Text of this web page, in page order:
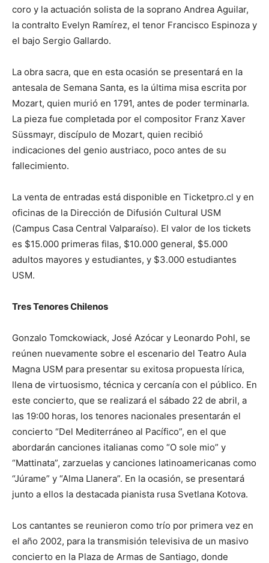
coro y la actuación solista de la soprano Andrea Aguilar,
la contralto Evelyn Ramírez, el tenor Francisco Espinoza y
el bajo Sergio Gallardo.
La obra sacra, que en esta ocasión se presentará en la
antesala de Semana Santa, es la última misa escrita por
Mozart, quien murió en 1791, antes de poder terminarla.
La pieza fue completada por el compositor Franz Xaver
Süssmayr, discípulo de Mozart, quien recibió
indicaciones del genio austriaco, poco antes de su
fallecimiento.
La venta de entradas está disponible en Ticketpro.cl y en
oficinas de la Dirección de Difusión Cultural USM
(Campus Casa Central Valparaíso). El valor de los tickets
es $15.000 primeras filas, $10.000 general, $5.000
adultos mayores y estudiantes, y $3.000 estudiantes
USM.
Tres Tenores Chilenos
Gonzalo Tomckowiack, José Azócar y Leonardo Pohl, se
reúnen nuevamente sobre el escenario del Teatro Aula
Magna USM para presentar su exitosa propuesta lírica,
llena de virtuosismo, técnica y cercanía con el público. En
este concierto, que se realizará el sábado 22 de abril, a
las 19:00 horas, los tenores nacionales presentarán el
concierto “Del Mediterráneo al Pacífico”, en el que
abordarán canciones italianas como “O sole mio” y
“Mattinata”, zarzuelas y canciones latinoamericanas como
“Júrame” y “Alma Llanera”. En la ocasión, se presentará
junto a ellos la destacada pianista rusa Svetlana Kotova.
Los cantantes se reunieron como trío por primera vez en
el año 2002, para la transmisión televisiva de un masivo
concierto en la Plaza de Armas de Santiago, donde